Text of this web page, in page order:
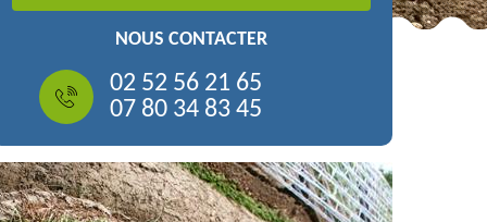
NOUS CONTACTER
02 52 56 21 65
07 80 34 83 45